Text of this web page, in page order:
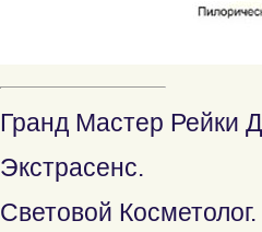
Гранд Мастер Рейки
Экстрасенс.
Световой Косметолог.